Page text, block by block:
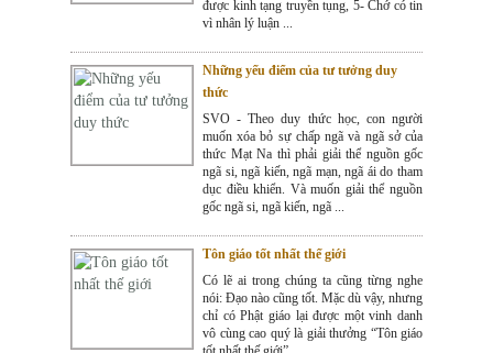
được kinh tạng truyền tụng, 5- Chớ có tin
vì nhân lý luận ...
Những yếu điểm của tư tưởng duy
thức
SVO - Theo duy thức học, con người
muốn xóa bỏ sự chấp ngã và ngã sở của
thức Mạt Na thì phải giải thể nguồn gốc
ngã si, ngã kiến, ngã mạn, ngã ái do tham
dục điều khiển. Và muốn giải thể nguồn
gốc ngã si, ngã kiến, ngã ...
Tôn giáo tốt nhất thế giới
Có lẽ ai trong chúng ta cũng từng nghe
nói: Đạo nào cũng tốt. Mặc dù vậy, nhưng
chỉ có Phật giáo lại được một vinh danh
vô cùng cao quý là giải thưởng “Tôn giáo